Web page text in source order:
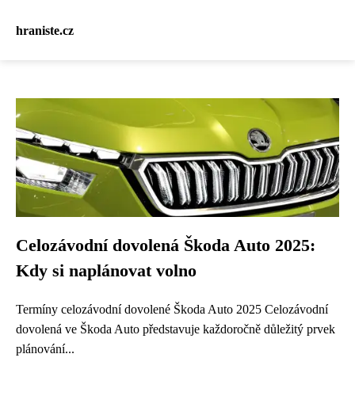
hraniste.cz
Celozávodní dovolená Škoda Auto 2025:
Kdy si naplánovat volno
Termíny celozávodní dovolené Škoda Auto 2025 Celozávodní
dovolená ve Škoda Auto představuje každoročně důležitý prvek
plánování...